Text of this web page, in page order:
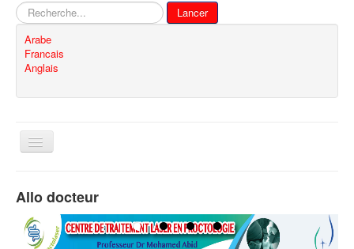
Rechercher
Lancer
Arabe
Francais
Anglais
Basculer
Contact
Allo docteur